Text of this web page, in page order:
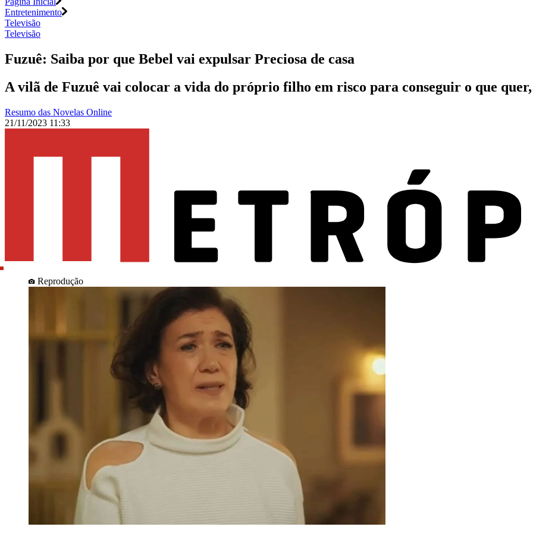
Entretenimento
Televisão
Televisão
Fuzuê: Saiba por que Bebel vai expulsar Preciosa de casa
A vilã de Fuzuê vai colocar a vida do próprio filho em risco para conseguir o que
Resumo das Novelas Online
21/11/2023 11:33
Reprodução